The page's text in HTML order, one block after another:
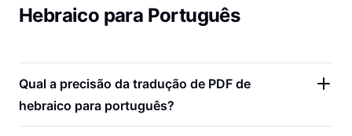
Hebraico para Português
Qual a precisão da tradução de PDF de
hebraico para português?